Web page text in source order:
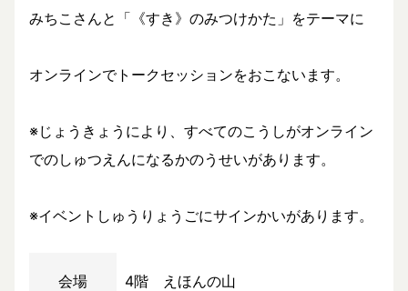
みちこさんと「《すき》のみつけかた」をテーマに
オンラインでトークセッションをおこないます。
※じょうきょうにより、すべてのこうしがオンライン
でのしゅつえんになるかのうせいがあります。
※イベントしゅうりょうごにサインかいがあります。
会場 4階 えほんの山